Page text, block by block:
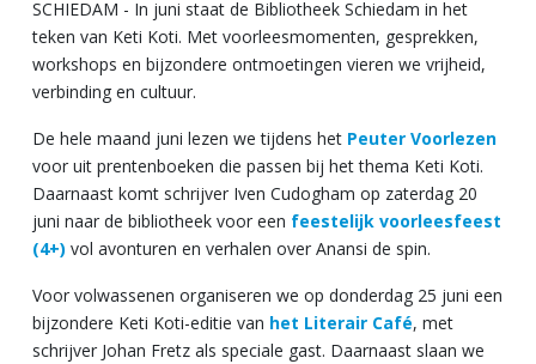
SCHIEDAM - In juni staat de Bibliotheek Schiedam in het
teken van Keti Koti. Met voorleesmomenten, gesprekken,
workshops en bijzondere ontmoetingen vieren we vrijheid,
verbinding en cultuur.
De hele maand juni lezen we tijdens het Peuter Voorlezen
voor uit prentenboeken die passen bij het thema Keti Koti.
Daarnaast komt schrijver Iven Cudogham op zaterdag 20
juni naar de bibliotheek voor een feestelijk voorleesfeest
(4+) vol avonturen en verhalen over Anansi de spin.
Voor volwassenen organiseren we op donderdag 25 juni een
bijzondere Keti Koti-editie van het Literair Café, met
schrijver Johan Fretz als speciale gast. Daarnaast slaan we